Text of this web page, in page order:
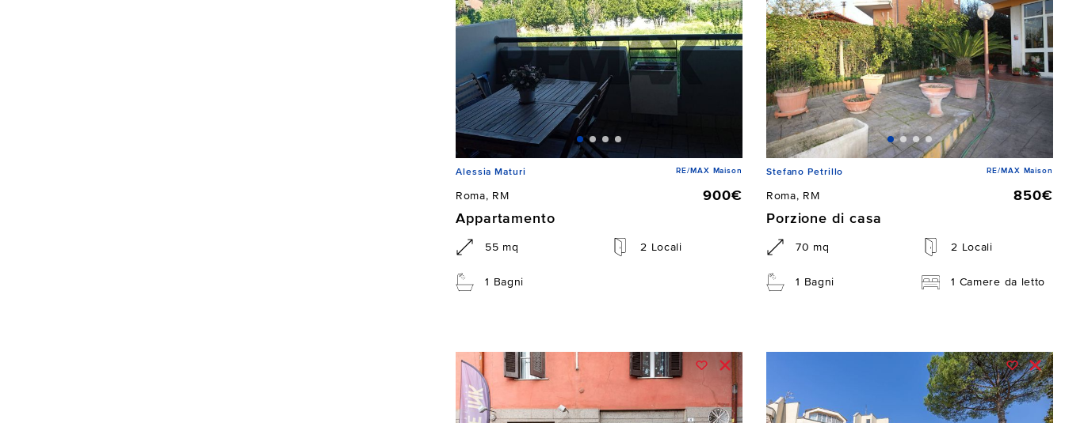
Alessia Maturi RE/MAX Maison
Roma, RM
900€
Appartamento
55 mq 2 Locali
1 Bagni
Stefano Petrillo RE/MAX Maison
Roma, RM
850€
Porzione di casa
70 mq 2 Locali
1 Bagni 1 Camere da letto